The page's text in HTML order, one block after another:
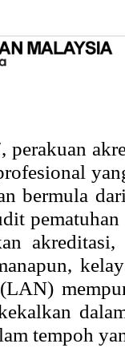
perakuan
bermula
tempoh